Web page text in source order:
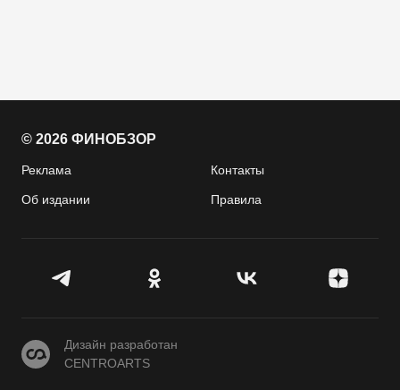
© 2026 ФИНОБЗОР
Реклама Контакты
Об издании Правила
CENTROARTS